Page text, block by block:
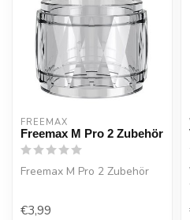
FREEMAX
Freemax M Pro 2 Zubehör
Freemax M Pro 2 Zubehör
€3,99